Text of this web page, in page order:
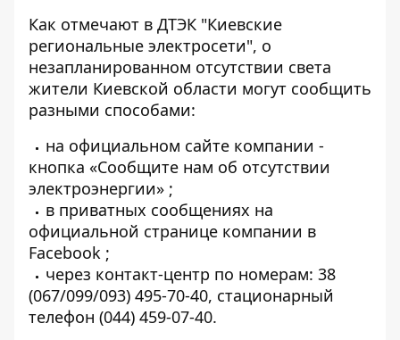
Как отмечают в ДТЭК "Киевские
региональные электросети", о
незапланированном отсутствии света
жители Киевской области могут сообщить
разными способами:
на официальном сайте компании -
кнопка «Сообщите нам об отсутствии
электроэнергии» ;
в приватных сообщениях на
официальной странице компании в
Facebook ;
через контакт-центр по номерам: 38
(067/099/093) 495-70-40, стационарный
телефон (044) 459-07-40.